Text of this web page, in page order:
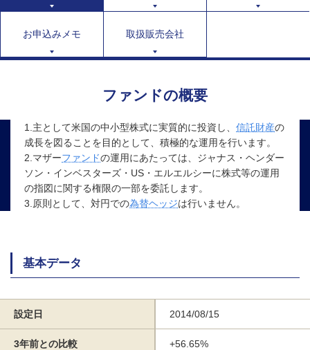
お申込みメモ 取扱販売会社
ファンドの概要
1.主として米国の中小型株式に実質的に投資し、 信託財産の
成長を図ることを目的として、積極的な運用を行います。
2.マザーファンドの運用にあたっては、ジャナス・ヘンダー
ソン・インベスターズ・US・エルエルシーに株式等の運用
の指図に関する権限の一部を委託します。
3.原則として、対円での為替ヘッジは行いません。
基本データ
設定日 2014/08/15
3年前との比較 +56.65%